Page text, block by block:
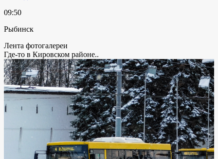
09:50
Рыбинск
Лента фотогалереи
Где-то в Кировском районе..